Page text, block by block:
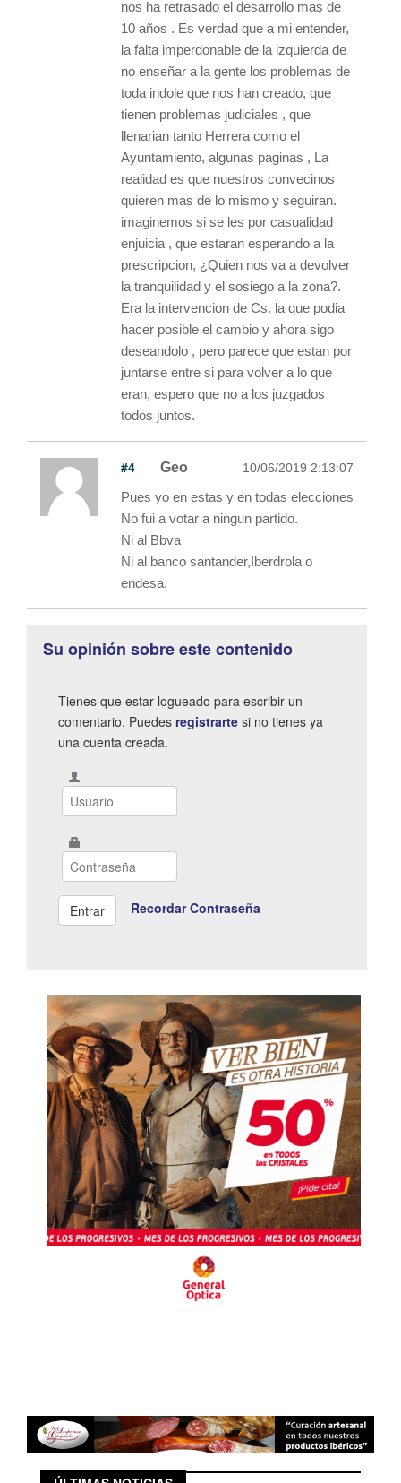
nos ha retrasado el desarrollo mas de
10 años . Es verdad que a mi entender,
la falta imperdonable de la izquierda de
no enseñar a la gente los problemas de
toda indole que nos han creado, que
tienen problemas judiciales , que
llenarian tanto Herrera como el
Ayuntamiento, algunas paginas , La
realidad es que nuestros convecinos
quieren mas de lo mismo y seguiran.
imaginemos si se les por casualidad
enjuicia , que estaran esperando a la
prescripcion, ¿Quien nos va a devolver
la tranquilidad y el sosiego a la zona?.
Era la intervencion de Cs. la que podia
hacer posible el cambio y ahora sigo
deseandolo , pero parece que estan por
juntarse entre si para volver a lo que
eran, espero que no a los juzgados
todos juntos.
#4 Geo 10/06/2019 2:13:07
Pues yo en estas y en todas elecciones
No fui a votar a ningun partido.
Ni al Bbva
Ni al banco santander,Iberdrola o
endesa.
Su opinión sobre este contenido
Tienes que estar logueado para escribir un
comentario. Puedes registrarte si no tienes ya
una cuenta creada.
Recordar Contraseña